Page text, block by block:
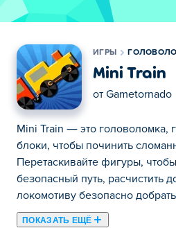
ИГРЫ
Mini Train
от Gametornado
Mini Train — это головоломка,
блоки, чтобы починить
Перетаскивайте фигуры,
безопасный путь, расчистить
локомотиву безопасно
ПОКАЗАТЬ ЕЩЁ